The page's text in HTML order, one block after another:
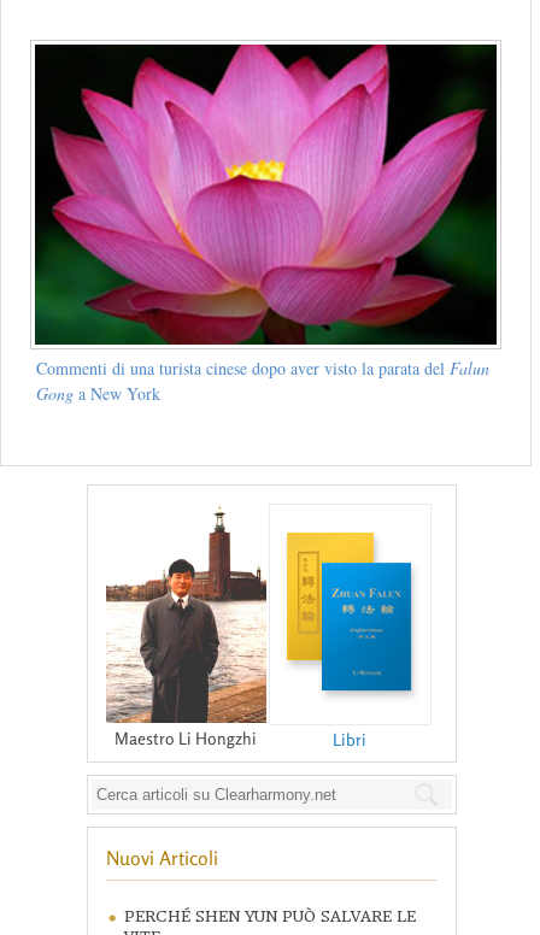
Commenti di una turista cinese dopo aver visto la parata del Falun
Gonga New York
Maestro Li Hongzhi Libri
Nuovi Articoli
PERCHÉ SHEN YUN PUÒ SALVARE LE